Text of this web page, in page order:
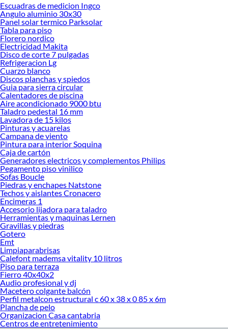
Desde remodelaciones hasta proyectos de decoración, estamos aquí para hacer
tus ideas realidad. ¡Visítanos y encuentra todo lo que tenemos para ofrecerte en
Iluminación de Baño y Cocina!
Explora la variedad de productos de Iluminación de Baño y Cocina en
Sodimac
Herramientas, materiales y accesorios de calidad para tus proyectos y
renovación de espacios. ¡Visítanos y descubre todo lo que tenemos para
ofrecerte!
Encuentra una amplia variedad de productos de Iluminación de Baño y Cocina
en Sodimac. Encuentra todo lo necesario para tus proyectos de renovación y
decoración. ¡Visítanos y haz tus ideas realidad!
Escuadras de medicion Ingco
Angulo aluminio 30x30
Panel solar termico Parksolar
Tabla para piso
Florero nordico
Electricidad Makita
Disco de corte 7 pulgadas
Refrigeracion Lg
Cuarzo blanco
Discos planchas y spiedos
Guia para sierra circular
Calentadores de piscina
Aire acondicionado 9000 btu
Taladro pedestal 16 mm
Lavadora de 15 kilos
Pinturas y acuarelas
Campana de viento
Pintura para interior Soquina
Caja de cartón
Generadores electricos y complementos Philips
Pegamento piso vinilico
Sofas Boucle
Piedras y enchapes Natstone
Techos y aislantes Cronacero
Encimeras 1
Accesorio lijadora para taladro
Herramientas y maquinas Lernen
Gravillas y piedras
Gotero
Emt
Limpiaparabrisas
Calefont mademsa vitality 10 litros
Piso para terraza
Fierro 40x40x2
Audio profesional y dj
Macetero colgante balcón
Perfil metalcon estructural c 60 x 38 x 0 85 x 6m
Plancha de pelo
Organizacion Casa cantabria
Centros de entretenimiento